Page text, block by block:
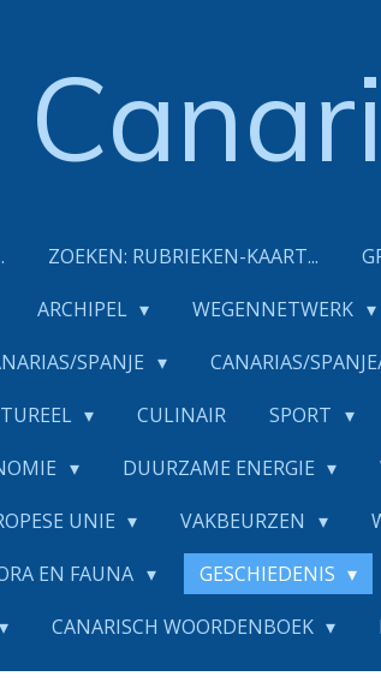
ZOEKEN: RUBRIEKEN-KAART...
ARCHIPEL WEGENNETWERK
SPANJE CANARIAS/
CULINAIR SPORT
DUURZAME ENERGIE
UNIE VAKBEURZEN
EN FAUNA GESCHIEDENIS
CANARISCH WOORDENBOEK